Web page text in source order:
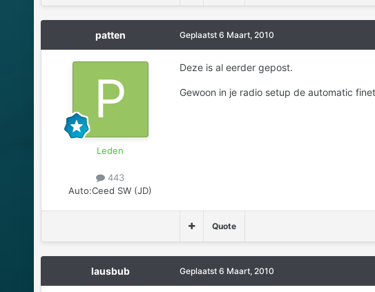
patten
Leden
443
Auto:Ceed SW (JD)
Geplaatst 6 Maart, 2010
Deze is al eerder gepost.
Gewoon in je radio setup de automatic
Quote
lausbub Geplaatst 6 Maart, 2010